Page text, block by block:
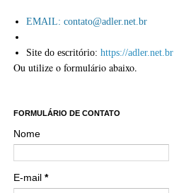
EMAIL: contato@adler.net.br
Site do escritório: https://adler.net.br
Ou utilize o formulário abaixo.
FORMULÁRIO DE CONTATO
Nome
E-mail *